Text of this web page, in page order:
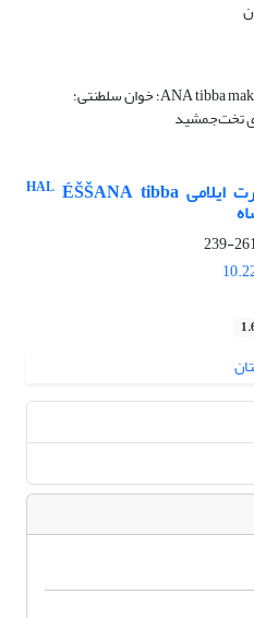
؛ ؛ &amp;‌‌Scaron؛ ANA tibba makka؛ خوان سلطنتی؛
ایلامی HAL ÉŠŠANA tibba
261-